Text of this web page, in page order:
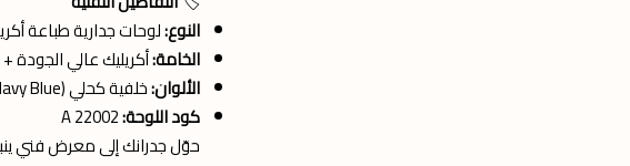
النوع:لوحات جدارية طباعة
الخامة:أكريليك عالي الجودة
الألوان:خلفية كحلي (Navy Blue) + تفاصيل باللون الذهبي والخطوط البيضاء.
كود اللوحة:
حوّل جدرانك إلى معرض فني